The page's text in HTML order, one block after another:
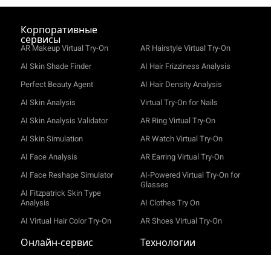
Chrome
v100
Корпоративные
сервисы
AR Makeup Virtual Try-On
AI Skin Shade Finder
Perfect Beauty Agent
AI Skin Analysis
AI Skin Analysis Validator
AI Skin Simulation
AI Face Analysis
AI Face Reshape Simulator
AI Fitzpatrick Skin Type
Analysis
AI Virtual Hair Color Try-On
AR Hairstyle Virtual Try-On
AI Hair Frizziness Analysis
AI Hair Density Analysis
Virtual Try-On for Nails
AR Ring Virtual Try-On
AR Watch Virtual Try-On
AR Earring Virtual Try-On
AI-Powered Virtual Try-On for
Glasses
AI Clothes Try On
AR Shoes Virtual Try-On
Онлайн‑сервис Технологии